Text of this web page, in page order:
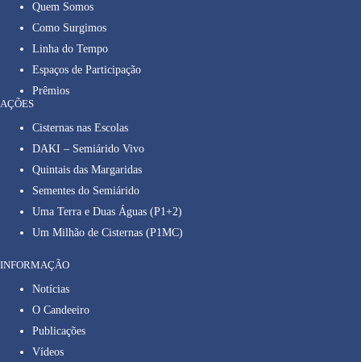
Quem Somos
Como Surgimos
Linha do Tempo
Espaços de Participação
Prêmios
AÇÕES
Cisternas nas Escolas
DAKI – Semiárido Vivo
Quintais das Margaridas
Sementes do Semiárido
Uma Terra e Duas Águas (P1+2)
Um Milhão de Cisternas (P1MC)
INFORMAÇÃO
Notícias
O Candeeiro
Publicações
Vídeos